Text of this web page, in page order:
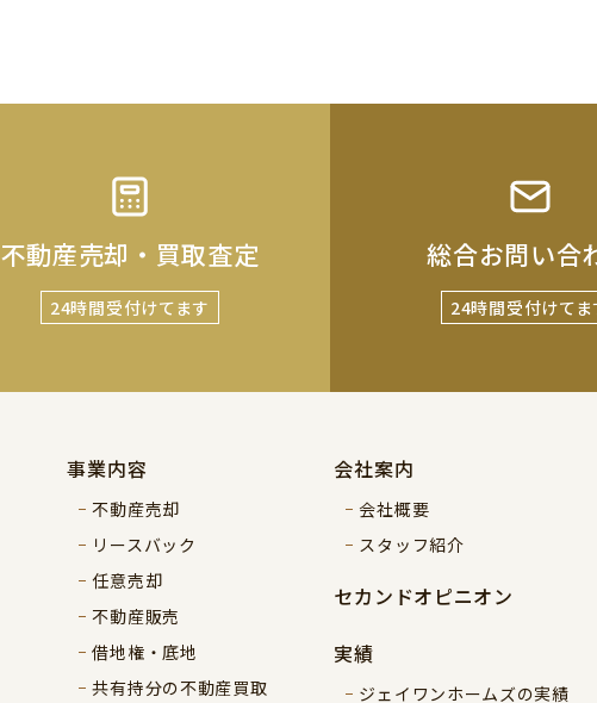
不動産売却・買取査定
24時間受付けてます
総合お問い合
24時間受付けてま
事業内容
不動産売却
リースバック
任意売却
不動産販売
借地権・底地
共有持分の不動産買取
会社案内
会社概要
スタッフ紹介
セカンドオピニオン
実績
ジェイワンホームズの実績